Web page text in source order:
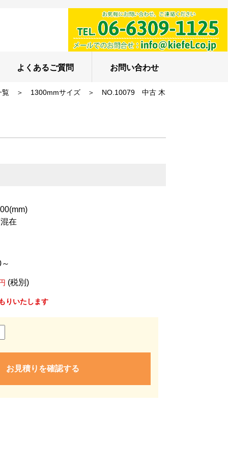
よくあるご質問 お問い合わせ
覧 ＞ 1300mmサイズ ＞ NO.10079 中古 木
在
(税別)
りいたします
お見積りを確認する